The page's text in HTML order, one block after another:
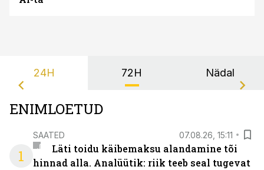
24H 72H Nädal
ENIMLOETUD
1
SAATED 07.08.26, 15:11
Läti toidu käibemaksu alandamine tõi
hinnad alla. Analüütik: riik teeb seal tugevat